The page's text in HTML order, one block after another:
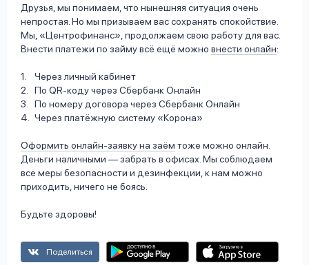
Друзья, мы понимаем, что нынешняя ситуация очень
непростая. Но мы призываем вас сохранять спокойствие.
Мы, «Центрофинанс», продолжаем свою работу для вас.
Внести платежи по займу всё ещё можно внести онлайн:
Через личный кабинет
По QR-коду через Сбербанк Онлайн
По номеру договора через Сбербанк Онлайн
Через платёжную систему «Корона»
Оформить онлайн-заявку на заём тоже можно онлайн.
Деньги наличными — забрать в офисах. Мы соблюдаем
все меры безопасности и дезинфекции, к нам можно
приходить, ничего не боясь.
Будьте здоровы!
Поделиться